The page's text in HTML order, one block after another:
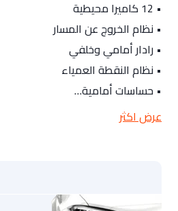
• 12 كاميرا محيطية
• نظام الخروج عن المسار
• رادار أمامي وخلفي
• نظام النقطة العمياء
• حساسات أمامية…
عرض اكثر